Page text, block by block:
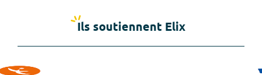
Ils soutiennent Elix